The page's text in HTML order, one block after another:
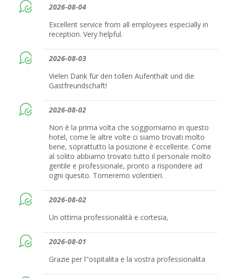
2026-08-04
Excellent service from all employees especially in
reception. Very helpful.
2026-08-03
Vielen Dank für den tollen Aufenthalt und die
Gastfreundschaft!
2026-08-02
Non è la prima volta che soggiorniamo in questo
hotel, come le altre volte ci siamo trovati molto
bene, soprattutto la posizione è eccellente. Come
al solito abbiamo trovato tutto il personale molto
gentile e professionale, pronto a rispondere ad
ogni quesito. Torneremo volentieri.
2026-08-02
Un ottima professionalità e cortesia,
2026-08-01
Grazie per l"ospitalita e la vostra professionalita